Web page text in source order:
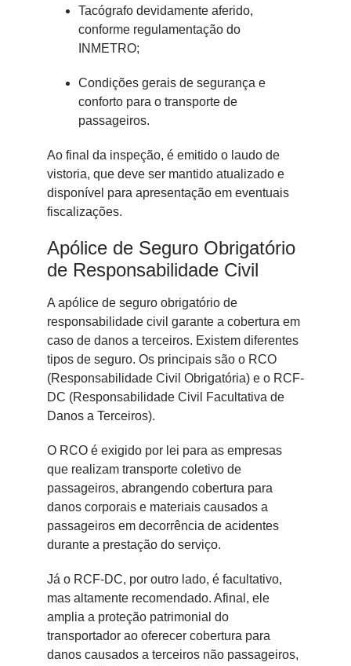
Tacógrafo devidamente aferido,
conforme regulamentação do
INMETRO;
Condições gerais de segurança e
conforto para o transporte de
passageiros.
Ao final da inspeção, é emitido o laudo de
vistoria, que deve ser mantido atualizado e
disponível para apresentação em eventuais
fiscalizações.
Apólice de Seguro Obrigatório
de Responsabilidade Civil
A apólice de seguro obrigatório de
responsabilidade civil garante a cobertura em
caso de danos a terceiros. Existem diferentes
tipos de seguro. Os principais são o RCO
(Responsabilidade Civil Obrigatória) e o RCF-
DC (Responsabilidade Civil Facultativa de
Danos a Terceiros).
O RCO é exigido por lei para as empresas
que realizam transporte coletivo de
passageiros, abrangendo cobertura para
danos corporais e materiais causados a
passageiros em decorrência de acidentes
durante a prestação do serviço.
Já o RCF-DC, por outro lado, é facultativo,
mas altamente recomendado. Afinal, ele
amplia a proteção patrimonial do
transportador ao oferecer cobertura para
danos causados a terceiros não passageiros,